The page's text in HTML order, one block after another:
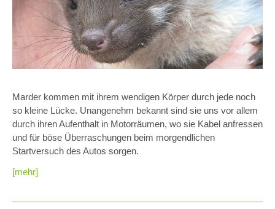
Marder kommen mit ihrem wendigen Körper durch jede noch
so kleine Lücke. Unangenehm bekannt sind sie uns vor allem
durch ihren Aufenthalt in Motorräumen, wo sie Kabel anfressen
und für böse Überraschungen beim morgendlichen
Startversuch des Autos sorgen.
[mehr]